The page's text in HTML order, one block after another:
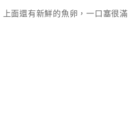
上面還有新鮮的魚卵， 一口塞很滿